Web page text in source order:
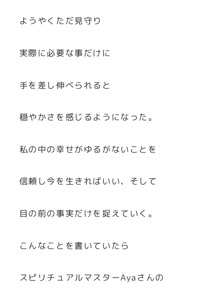
ようやくただ見守り
実際に必要な事だけに
手を差し伸べられると
穏やかさを感じるようになった。
私の中の幸せがゆるがないことを
信頼し今を生きればいい、そして
目の前の事実だけを捉えていく。
こんなことを書いていたら
スピリチュアルマスターAyaさんの